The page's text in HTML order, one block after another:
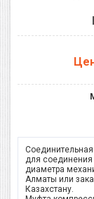
для соединения
диаметра
Алматы или
Казахстану.